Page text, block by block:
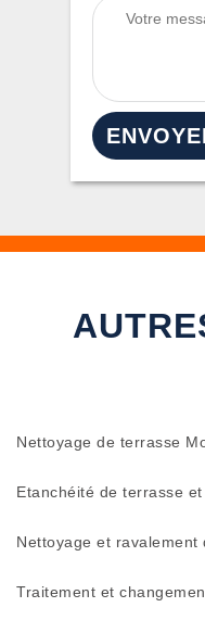
Nettoyage de terrasse
Etanchéité de terrasse
Nettoyage et ravalement
Traitement et